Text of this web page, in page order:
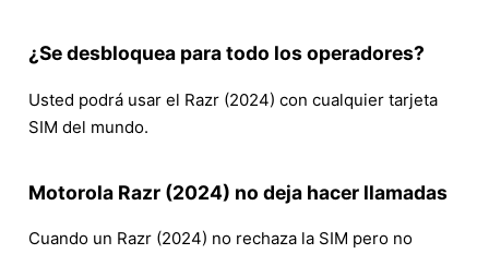
¿Se desbloquea para todo los operadores?
Usted podrá usar el Razr (2024) con cualquier tarjeta
SIM del mundo.
Motorola Razr (2024) no deja hacer llamadas
Cuando un Razr (2024) no rechaza la SIM pero no